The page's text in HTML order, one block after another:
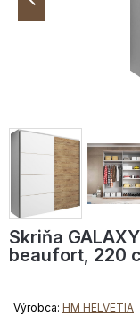
Skriňa
beaufort, 220
Výrobca: HM HELVETIA